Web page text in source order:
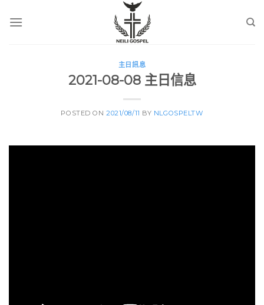
主日訊息
2021-08-08 主日信息
POSTED ON2021/08/11 BY NLGOSPELTW